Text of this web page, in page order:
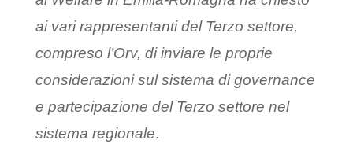
ai vari rappresentanti del Terzo settore,
compreso l’Orv, di inviare le proprie
considerazioni sul sistema di governance
e partecipazione del Terzo settore nel
sistema regionale.